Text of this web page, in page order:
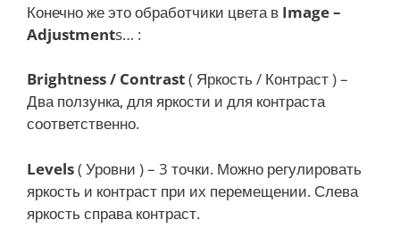
Конечно же это обработчики цвета в Image –
Adjustments… :
Brightness / Contrast( Яркость / Контраст ) –
Два ползунка, для яркости и для контраста
соответственно.
Levels( Уровни ) – 3 точки. Можно регулировать
яркость и контраст при их перемещении. Слева
яркость справа контраст.